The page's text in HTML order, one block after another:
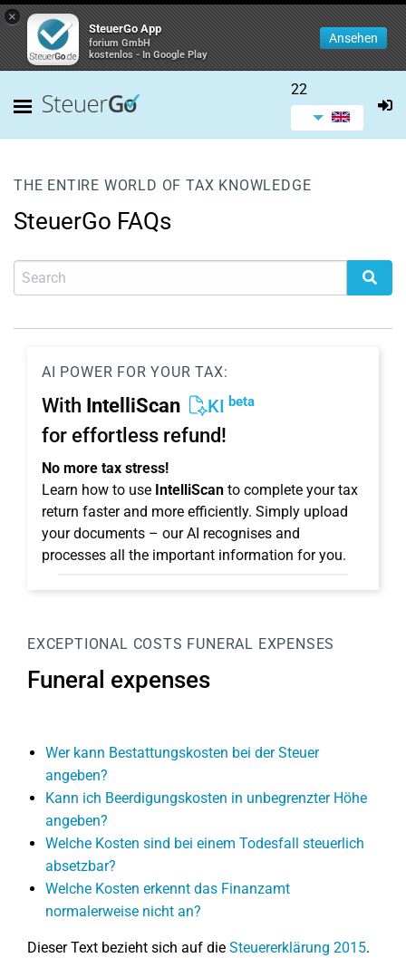
×
SteuerGo App
forium GmbH
kostenlos - In Google Play
Ansehen
22
THE ENTIRE WORLD OF TAX KNOWLEDGE
SteuerGo FAQs
AI POWER FOR YOUR TAX:
With IntelliScan KI beta
for effortless refund!
No more tax stress!
Learn how to use IntelliScan to complete your tax
return faster and more efficiently. Simply upload
your documents – our AI recognises and
processes all the important information for you.
EXCEPTIONAL COSTS FUNERAL EXPENSES
Funeral expenses
Wer kann Bestattungskosten bei der Steuer
angeben?
Kann ich Beerdigungskosten in unbegrenzter Höhe
angeben?
Welche Kosten sind bei einem Todesfall steuerlich
absetzbar?
Welche Kosten erkennt das Finanzamt
normalerweise nicht an?
Dieser Text bezieht sich auf die Steuererklärung 2015.